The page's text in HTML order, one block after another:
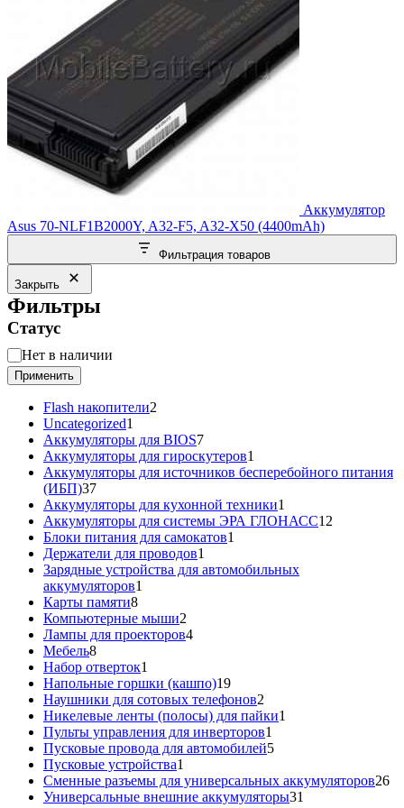
Аккумулятор
Asus 70-NLF1B2000Y, A32-F5, A32-X50 (4400mAh)
Фильтрация товаров
Закрыть
Фильтры
Статус
Статус
Нет в наличии
Применить
Flash накопители2
Uncategorized1
товар
Аккумуляторы для BIOS77
товаров
Аккумуляторы для гироскутеров1
товар
Аккумуляторы для источников бесперебойного питания
(ИБП)3737
товаров
Аккумуляторы для кухонной техники1
товар
Аккумуляторы для системы ЭРА ГЛОНАСС12
Блоки питания для самокатов1
Держатели для проводов1
товар
Зарядные устройства для автомобильных
аккумуляторов1
Карты памяти88
товаров
Компьютерные мыши2
товара
Лампы для проекторов44
Мебель88
товаров
Набор отверток1
товар
Напольные горшки (кашпо)1919
товаров
Наушники для сотовых телефонов2
товара
Никелевые ленты (полосы) для пайки1
Пульты управления для инверторов1
товар
Пусковые провода для автомобилей55
Пусковые устройства1
товар
Сменные разъемы для универсальных аккумуляторов2626
Универсальные внешние аккумуляторы31